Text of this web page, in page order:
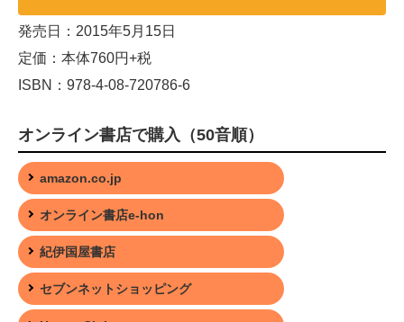
発売日：2015年5月15日
定価：本体760円+税
ISBN：978-4-08-720786-6
オンライン書店で購入（50音順）
amazon.co.jp
オンライン書店e-hon
紀伊国屋書店
セブンネットショッピング